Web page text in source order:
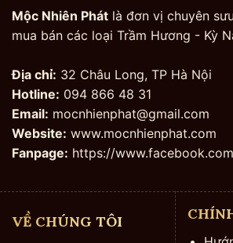
Mộc Nhiên Phát là đơn vị chuyên
mua bán các loại Trầm Hương - Kỳ
Địa chỉ: 32 Châu Long, TP Hà Nội
Hotline: 094 866 48 31
Email: mocnhienphat@gmail.com
Website: www.mocnhienphat.com
Fanpage: https://
VỀ CHÚNG TÔI